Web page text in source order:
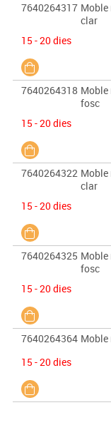
7640264317 Moble
clar
15 - 20 dies
7640264318 Moble
fosc
15 - 20 dies
7640264322 Moble
clar
15 - 20 dies
7640264325 Moble
fosc
15 - 20 dies
7640264364 Moble
15 - 20 dies